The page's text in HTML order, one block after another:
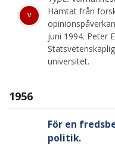
v
Hämtat från
juni 1994. Peter
universitet.
1956
För en
politik.